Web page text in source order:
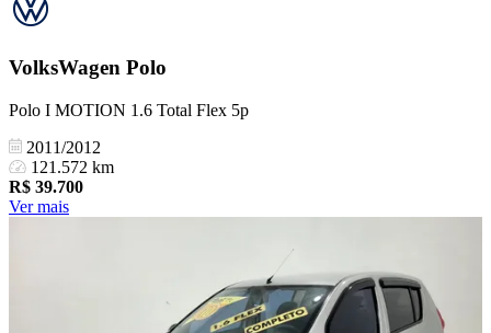
VolksWagen Polo
Polo I MOTION 1.6 Total Flex 5p
2011/2012
121.572 km
R$ 39.700
Ver mais